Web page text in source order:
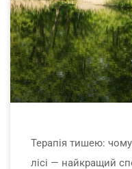
Терапія тишею:
лісі — найкращий